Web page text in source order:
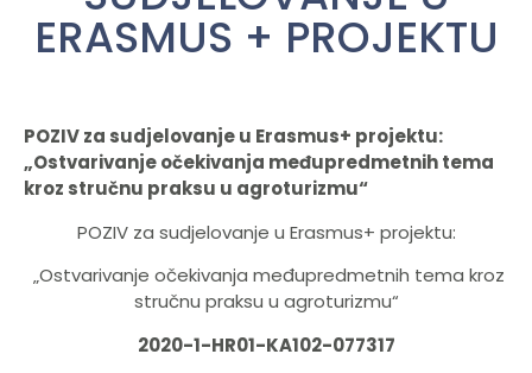
ERASMUS + PROJEKTU
POZIV za sudjelovanje u Erasmus+ projektu:
„Ostvarivanje očekivanja međupredmetnih tema
kroz stručnu praksu u agroturizmu“
POZIV za sudjelovanje u Erasmus+ projektu:
„Ostvarivanje očekivanja međupredmetnih tema kroz
stručnu praksu u agroturizmu“
2020-1-HR01-KA102-077317